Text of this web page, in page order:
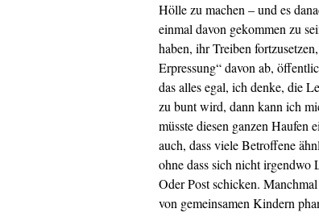
Hölle zu machen – und es
einmal davon gekommen zu
haben, ihr Treiben
Erpressung“ davon ab,
das alles egal, ich denke, die
zu bunt wird, dann kann ich
müsste diesen ganzen Haufen
auch, dass viele Betroffene
ohne dass sich nicht irgendwo
Oder Post schicken.
von gemeinsamen Kindern